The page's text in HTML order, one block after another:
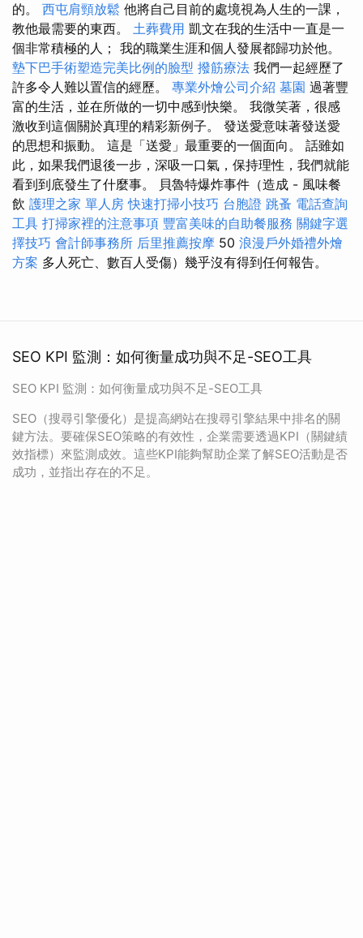
的。 西屯肩頸放鬆 他將自己目前的處境視為人生的一課，
教他最需要的東西。 土葬費用 凱文在我的生活中一直是一
個非常積極的人； 我的職業生涯和個人發展都歸功於他。
墊下巴手術塑造完美比例的臉型 撥筋療法 我們一起經歷了
許多令人難以置信的經歷。 專業外燴公司介紹 墓園 過著豐
富的生活，並在所做的一切中感到快樂。 我微笑著，很感
激收到這個關於真理的精彩新例子。 發送愛意味著發送愛
的思想和振動。 這是「送愛」最重要的一個面向。 話雖如
此，如果我們退後一步，深吸一口氣，保持理性，我們就能
看到到底發生了什麼事。 貝魯特爆炸事件（造成 - 風味餐
飲 護理之家 單人房 快速打掃小技巧 台胞證 跳蚤 電話查詢
工具 打掃家裡的注意事項 豐富美味的自助餐服務 關鍵字選
擇技巧 會計師事務所 后里推薦按摩 50 浪漫戶外婚禮外燴
方案 多人死亡、數百人受傷）幾乎沒有得到任何報告。
SEO KPI 監測：如何衡量成功與不足-SEO工具
SEO KPI 監測：如何衡量成功與不足-SEO工具
SEO（搜尋引擎優化）是提高網站在搜尋引擎結果中排名的關
鍵方法。要確保SEO策略的有效性，企業需要透過KPI（關鍵績
效指標）來監測成效。這些KPI能夠幫助企業了解SEO活動是否
成功，並指出存在的不足。